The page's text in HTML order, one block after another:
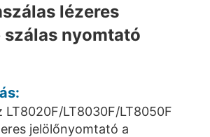
lézeres
nyomtató
LT8020F/LT8030F/LT8050F
jelölőnyomtató a